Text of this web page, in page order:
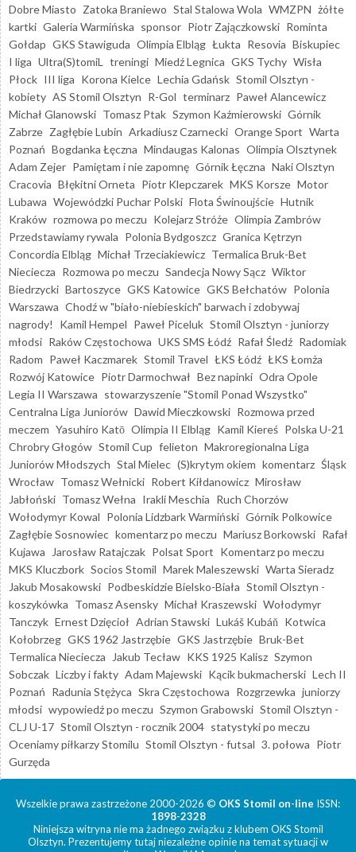
Dobre Miasto Zatoka Braniewo Stal Stalowa Wola WMZPN żółte
kartki Galeria Warmińska sponsor Piotr Zajączkowski Rominta
Gołdap GKS Stawiguda Olimpia Elbląg Łukta Resovia Biskupiec
I liga Ultra(S)tomiL treningi Miedź Legnica GKS Tychy Wisła
Płock III liga Korona Kielce Lechia Gdańsk Stomil Olsztyn -
kobiety AS Stomil Olsztyn R-Gol terminarz Paweł Alancewicz
Michał Glanowski Tomasz Ptak Szymon Kaźmierowski Górnik
Zabrze Zagłębie Lubin Arkadiusz Czarnecki Orange Sport Warta
Poznań Bogdanka Łęczna Mindaugas Kalonas Olimpia Olsztynek
Adam Zejer Pamiętam i nie zapomnę Górnik Łęczna Naki Olsztyn
Cracovia Błękitni Orneta Piotr Klepczarek MKS Korsze Motor
Lubawa Wojewódzki Puchar Polski Flota Świnoujście Hutnik
Kraków rozmowa po meczu Kolejarz Stróże Olimpia Zambrów
Przedstawiamy rywala Polonia Bydgoszcz Granica Kętrzyn
Concordia Elbląg Michał Trzeciakiewicz Termalica Bruk-Bet
Nieciecza Rozmowa po meczu Sandecja Nowy Sącz Wiktor
Biedrzycki Bartoszyce GKS Katowice GKS Bełchatów Polonia
Warszawa Chodź w "biało-niebieskich" barwach i zdobywaj
nagrody!
Kamil Hempel Paweł Piceluk Stomil Olsztyn - juniorzy
młodsi Raków Częstochowa UKS SMS Łódź Rafał Śledź Radomiak
Radom Paweł Kaczmarek Stomil Travel ŁKS Łódź ŁKS Łomża
Rozwój Katowice Piotr Darmochwał Bez napinki Odra Opole
Legia II Warszawa stowarzyszenie "Stomil Ponad Wszystko"
Centralna Liga Juniorów Dawid Mieczkowski Rozmowa przed
meczem Yasuhiro Katō Olimpia II Elbląg Kamil Kiereś Polska U-21
Chrobry Głogów Stomil Cup felieton Makroregionalna Liga
Juniorów Młodszych Stal Mielec (S)krytym okiem komentarz Śląsk
Wrocław Tomasz Wełnicki Robert Kiłdanowicz Mirosław
Jabłoński Tomasz Wełna Irakli Meschia Ruch Chorzów
Wołodymyr Kowal Polonia Lidzbark Warmiński Górnik Polkowice
Zagłębie Sosnowiec komentarz po meczu Mariusz Borkowski Rafał
Kujawa
Jarosław Ratajczak Polsat Sport Komentarz po meczu
MKS Kluczbork Socios Stomil Marek Maleszewski Warta Sieradz
Jakub Mosakowski Podbeskidzie Bielsko-Biała Stomil Olsztyn -
koszykówka Tomasz Asensky Michał Kraszewski Wołodymyr
Tanczyk Ernest Dzięcioł Adrian Stawski Lukáš Kubáň Kotwica
Kołobrzeg GKS 1962 Jastrzębie GKS Jastrzębie Bruk-Bet
Termalica Nieciecza
Jakub Tecław KKS 1925 Kalisz Szymon
Sobczak Liczby i fakty Adam Majewski Kącik bukmacherski Lech II
Poznań Radunia Stężyca Skra Częstochowa Rozgrzewka juniorzy
młodsi wypowiedź po meczu Szymon Grabowski Stomil Olsztyn -
CLJ U-17 Stomil Olsztyn - rocznik 2004 statystyki po meczu
Oceniamy piłkarzy Stomilu Stomil Olsztyn - futsal 3. połowa Piotr
Gurzęda
Wszelkie prawa zastrzeżone 2000-2026 © OKS Stomil on-line ISSN:
1898-2328
Niniejsza witryna nie ma żadnego związku z klubem OKS Stomil
Olsztyn. Prezentujemy tutaj niezależne opinie na temat sytuacji w